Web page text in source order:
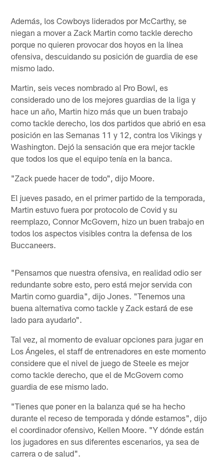
Además, los Cowboys liderados por McCarthy, se
niegan a mover a Zack Martin como tackle derecho
porque no quieren provocar dos hoyos en la línea
ofensiva, descuidando su posición de guardia de ese
mismo lado.
Martin, seis veces nombrado al Pro Bowl, es
considerado uno de los mejores guardias de la liga y
hace un año, Martin hizo más que un buen trabajo
como tackle derecho, los dos partidos que abrió en esa
posición en las Semanas 11 y 12, contra los Vikings y
Washington. Dejó la sensación que era mejor tackle
que todos los que el equipo tenía en la banca.
"Zack puede hacer de todo", dijo Moore.
El jueves pasado, en el primer partido de la temporada,
Martin estuvo fuera por protocolo de Covid y su
reemplazo, Connor McGovern, hizo un buen trabajo en
todos los aspectos visibles contra la defensa de los
Buccaneers.
"Pensamos que nuestra ofensiva, en realidad odio ser
redundante sobre esto, pero está mejor servida con
Martin como guardia", dijo Jones. "Tenemos una
buena alternativa como tackle y Zack estará de ese
lado para ayudarlo".
Tal vez, al momento de evaluar opciones para jugar en
Los Ángeles, el staff de entrenadores en este momento
considere que el nivel de juego de Steele es mejor
como tackle derecho, que el de McGovern como
guardia de ese mismo lado.
"Tienes que poner en la balanza qué se ha hecho
durante el receso de temporada y dónde estamos", dijo
el coordinador ofensivo, Kellen Moore. "Y dónde están
los jugadores en sus diferentes escenarios, ya sea de
carrera o de salud".